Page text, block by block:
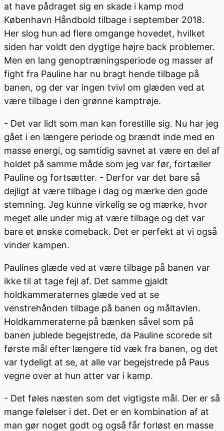
at have pådraget sig en skade i kamp mod
København Håndbold tilbage i september 2018.
Her slog hun ad flere omgange hovedet, hvilket
siden har voldt den dygtige højre back problemer.
Men en lang genoptræningsperiode og masser af
fight fra Pauline har nu bragt hende tilbage på
banen, og der var ingen tvivl om glæden ved at
være tilbage i den grønne kamptrøje.
- Det var lidt som man kan forestille sig. Nu har jeg
gået i en længere periode og brændt inde med en
masse energi, og samtidig savnet at være en del af
holdet på samme måde som jeg var før, fortæller
Pauline og fortsætter. - Derfor var det bare så
dejligt at være tilbage i dag og mærke den gode
stemning. Jeg kunne virkelig se og mærke, hvor
meget alle under mig at være tilbage og det var
bare et ønske comeback. Det er perfekt at vi også
vinder kampen.
Paulines glæde ved at være tilbage på banen var
ikke til at tage fejl af. Det samme gjaldt
holdkammeraternes glæde ved at se
venstrehånden tilbage på banen og måltavlen.
Holdkammeraterne på bænken såvel som på
banen jublede begejstrede, da Pauline scorede sit
første mål efter længere tid væk fra banen, og det
var tydeligt at se, at alle var begejstrede på Paus
vegne over at hun atter var i kamp.
- Det føles næsten som det vigtigste mål. Der er så
mange følelser i det. Det er en kombination af at
man gør noget godt og også får forløst en masse